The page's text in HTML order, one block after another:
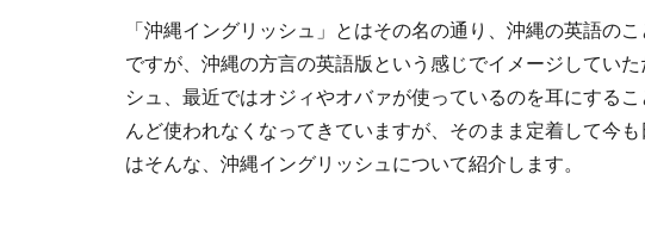
「沖縄イングリッシュ」とはその名の通り、沖縄の英語の
ですが、沖縄の方言の英語版という感じでイメージしてい
シュ、最近ではオジィやオバァが使っているのを耳にする
んど使われなくなってきていますが、そのまま定着して今
はそんな、沖縄イングリッシュについて紹介します。